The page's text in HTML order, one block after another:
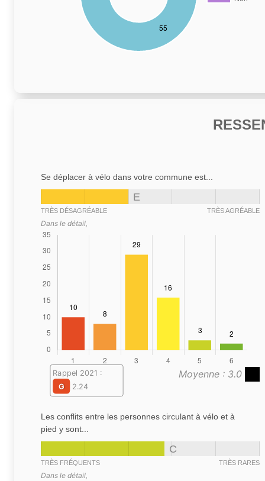
Se déplacer à vélo dans votre commune est...
E
TRÈS DÉSAGRÉABLE TRÈS AGRÉABLE
Dans le détail,
Moyenne : 3.0
Rappel 2021 :
G
2.24
Les conflits entre les personnes circulant à vélo et à
pied y sont...
C
TRÈS FRÉQUENTS TRÈS RARES
Dans le détail,